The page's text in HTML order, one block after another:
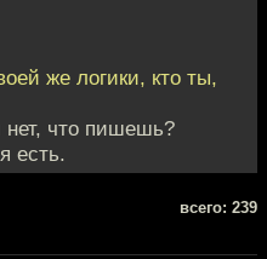
же логики, кто ты,
что пишешь?
есть.
всего: 239